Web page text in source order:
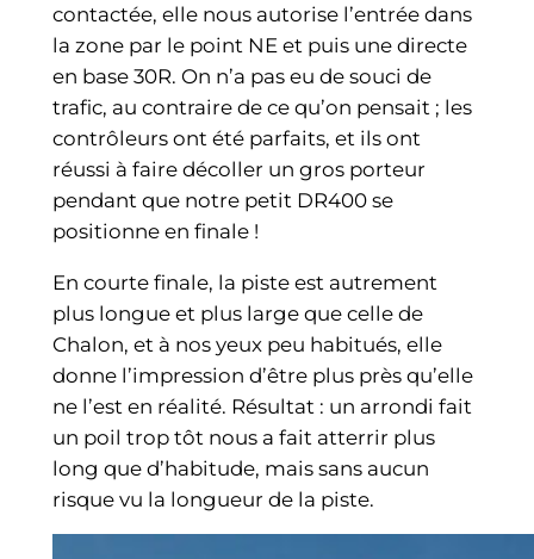
contactée, elle nous autorise l’entrée dans
la zone par le point NE et puis une directe
en base 30R. On n’a pas eu de souci de
trafic, au contraire de ce qu’on pensait ; les
contrôleurs ont été parfaits, et ils ont
réussi à faire décoller un gros porteur
pendant que notre petit DR400 se
positionne en finale !
En courte finale, la piste est autrement
plus longue et plus large que celle de
Chalon, et à nos yeux peu habitués, elle
donne l’impression d’être plus près qu’elle
ne l’est en réalité. Résultat : un arrondi fait
un poil trop tôt nous a fait atterrir plus
long que d’habitude, mais sans aucun
risque vu la longueur de la piste.